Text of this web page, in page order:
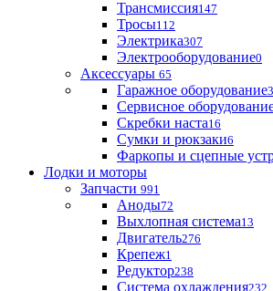
Трансмиссия147
Тросы112
Электрика307
Электрооборудование0
Аксессуары 65
Гаражное оборудование3
Сервисное
Скребки наста16
Сумки и рюкзаки6
Фаркопы и сцепные
Лодки и моторы
Запчасти 991
Аноды72
Выхлопная система13
Двигатель276
Крепеж1
Редуктор238
Система охлаждения232